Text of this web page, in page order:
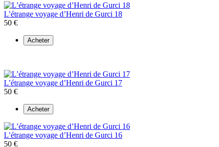
L’étrange voyage d’Henri de Gurci 18
50 €
Acheter
L’étrange voyage d’Henri de Gurci 17
50 €
Acheter
L’étrange voyage d’Henri de Gurci 16
50 €